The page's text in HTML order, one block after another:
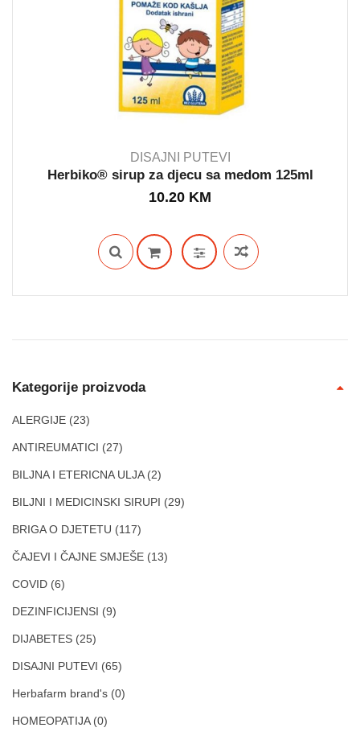
IN STOCK
DISAJNI PUTEVI
Herbiko® sirup za djecu sa medom 125ml
10.20 KM
Kategorije proizvoda
ALERGIJE (23)
ANTIREUMATICI (27)
BILJNA I ETERICNA ULJA (2)
BILJNI I MEDICINSKI SIRUPI (29)
BRIGA O DJETETU (117)
ČAJEVI I ČAJNE SMJEŠE (13)
COVID (6)
DEZINFICIJENSI (9)
DIJABETES (25)
DISAJNI PUTEVI (65)
Herbafarm brand's (0)
HOMEOPATIJA (0)